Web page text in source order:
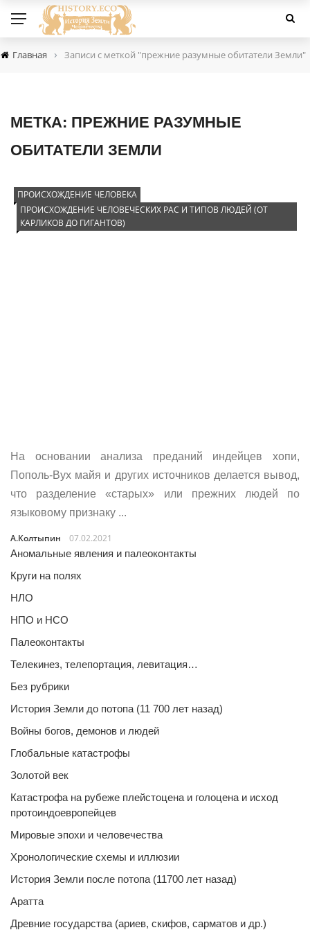
Главная › Записи с меткой "прежние разумные обитатели Земли"
МЕТКА: ПРЕЖНИЕ РАЗУМНЫЕ
ОБИТАТЕЛИ ЗЕМЛИ
ПРОИСХОЖДЕНИЕ ЧЕЛОВЕКА
ПРОИСХОЖДЕНИЕ ЧЕЛОВЕЧЕСКИХ РАС И ТИПОВ ЛЮДЕЙ (ОТ
КАРЛИКОВ ДО ГИГАНТОВ)
На основании анализа преданий индейцев хопи,
Пополь-Вух майя и других источников делается вывод,
что разделение «старых» или прежних людей по
языковому признаку ...
А.Колтыпин
07.02.2021
Аномальные явления и палеоконтакты
Круги на полях
НЛО
НПО и НСО
Палеоконтакты
Телекинез, телепортация, левитация…
Без рубрики
История Земли до потопа (11 700 лет назад)
Войны богов, демонов и людей
Глобальные катастрофы
Золотой век
Катастрофа на рубеже плейстоцена и голоцена и исход
протоиндоевропейцев
Мировые эпохи и человечества
Хронологические схемы и иллюзии
История Земли после потопа (11700 лет назад)
Аратта
Древние государства (ариев, скифов, сарматов и др.)